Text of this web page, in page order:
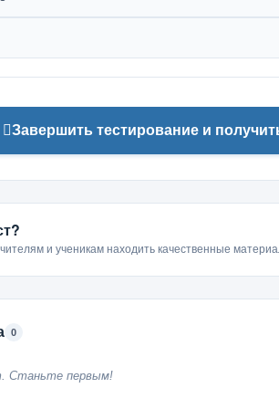
Завершить тестирование и
и ученикам находить качественные
0
Станьте первым!